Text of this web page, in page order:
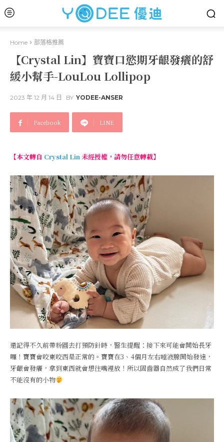
Home 部落格推薦
【Crystal Lin】寶寶口慾期牙齦發癢的舒
緩小幫手-LouLou Lollipop
2023 年 12 月 14 日 BY YODEE-ANSER
Facebook LINE
【本文轉自 Crystal Lin未經授權，請勿任意轉載】
還記得不久前帶粉圓去打預防針時，醫生提醒：接下來可能會開始長牙
囉！寶寶會咬東咬西是正常的。寶寶在3、4個月左右唾液腺開始發達，
牙齦會發癢，拿到東西就會想往嘴裡放！所以固齒器自然成了我們日常
不能沒有的小物